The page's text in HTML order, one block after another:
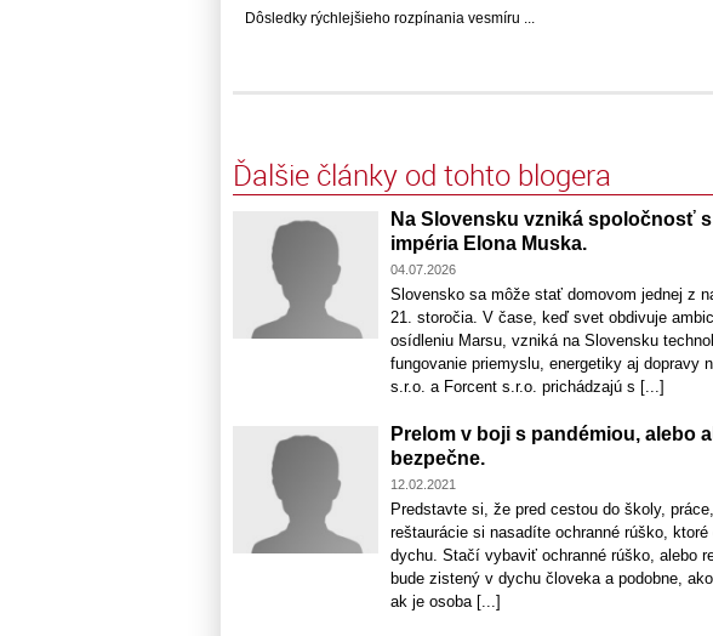
Dôsledky rýchlejšieho rozpínania vesmíru ...
Ďalšie články od tohto blogera
Na Slovensku vzniká spoločnosť
impéria Elona Muska.
04.07.2026
Slovensko sa môže stať domovom jednej z
21. storočia. V čase, keď svet obdivuje
osídleniu Marsu, vzniká na Slovensku
fungovanie priemyslu, energetiky aj dopravy
s.r.o. a Forcent s.r.o. prichádzajú s [...]
Prelom v boji s pandémiou, alebo
bezpečne.
12.02.2021
Predstavte si, že pred cestou do školy,
reštaurácie si nasadíte ochranné rúško,
dychu. Stačí vybaviť ochranné rúško, alebo
bude zistený v dychu človeka a podobne,
ak je osoba [...]